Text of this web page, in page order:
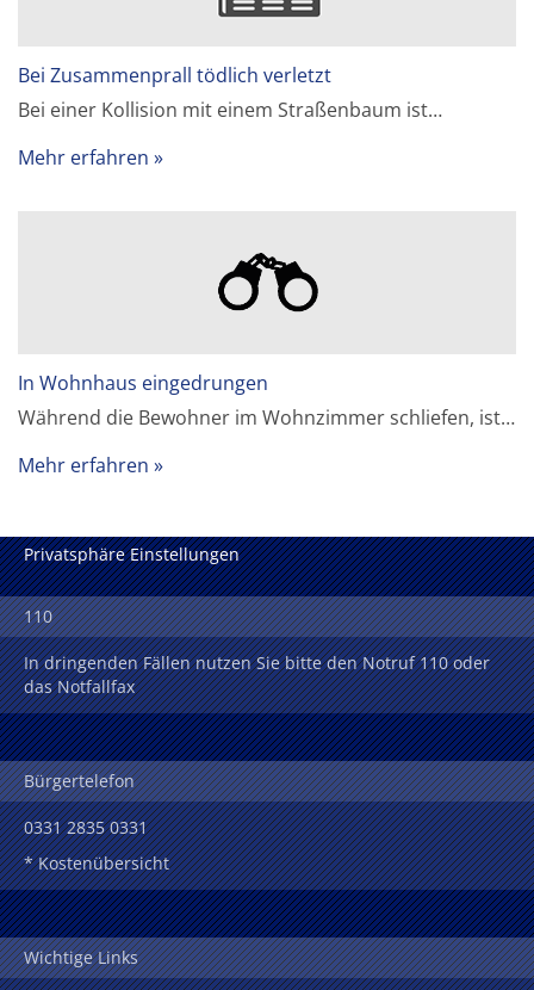
Bei Zusammenprall tödlich verletzt
Bei einer Kollision mit einem Straßenbaum ist…
Mehr erfahren
In Wohnhaus eingedrungen
Während die Bewohner im Wohnzimmer schliefen, ist…
Mehr erfahren
Privatsphäre Einstellungen
110
In dringenden Fällen nutzen Sie bitte den Notruf 110 oder
das Notfallfax
Bürgertelefon
0331 2835 0331
* Kostenübersicht
Wichtige Links